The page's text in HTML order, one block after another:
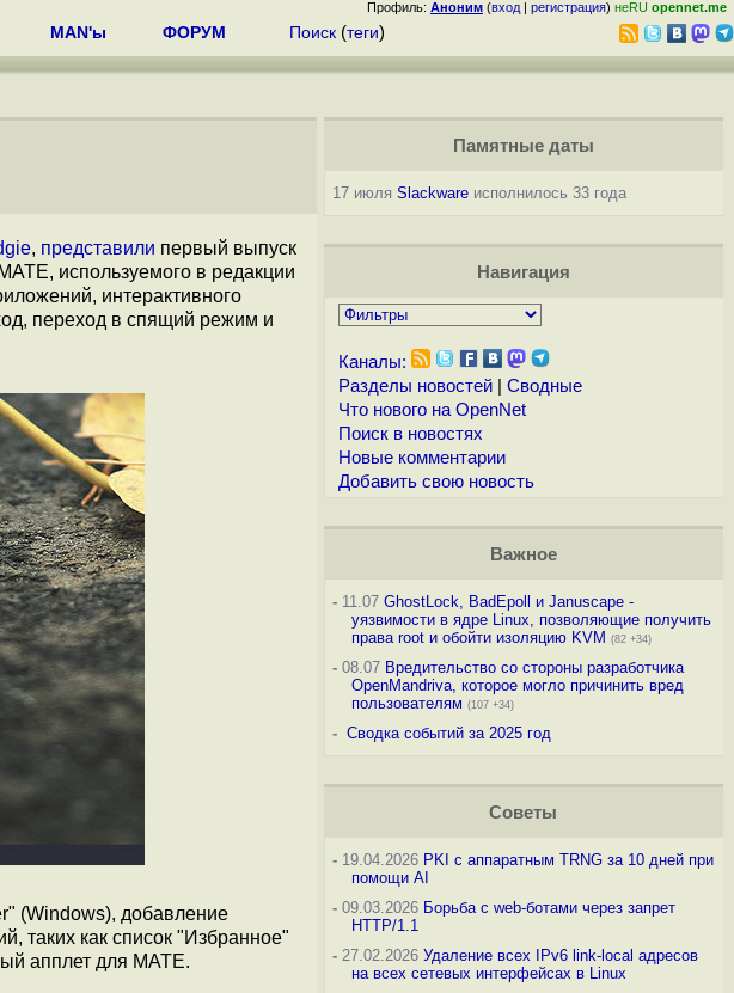
Профиль: Аноним (вход | регистрация) неRU opennet.me
MAN'ы ФОРУМ Поиск (теги)
, представили первый выпуск
используемого в редакции
интерактивного
переход в спящий режим и
(Windows), добавление
таких как список "Избранное"
апплет для MATE.
Памятные даты
17 июля Slackwareисполнилось 33 года
Навигация
Каналы:
Разделы новостей| Сводные
Что нового на OpenNet
Поиск в новостях
Новые комментарии
Добавить свою новость
Важное
-11.07 GhostLock, BadEpoll и Januscape -
уязвимости в ядре Linux, позволяющие получить
права root и обойти изоляцию KVM (82 +34)
-08.07 Вредительство со стороны разработчика
OpenMandriva, которое могло причинить вред
пользователям (107 +34)
- Сводка событий за 2025 год
Советы
-19.04.2026 PKI с аппаратным TRNG за 10 дней при
помощи AI
-09.03.2026 Борьба с web-ботами через запрет
HTTP/1.1
-27.02.2026 Удаление всех IPv6 link-local адресов
на всех сетевых интерфейсах в Linux